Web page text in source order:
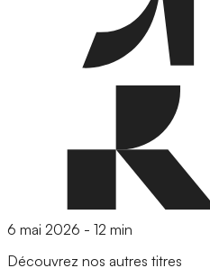
6 mai 2026 - 12 min
Découvrez nos autres titres